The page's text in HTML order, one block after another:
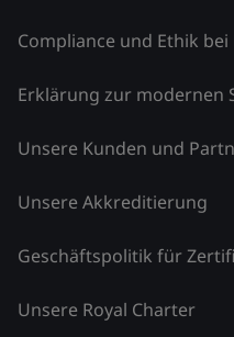
Compliance und Ethik bei
Erklärung zur modernen
Unsere Kunden und
Unsere Akkreditierung
Geschäftspolitik für
Unsere Royal Charter